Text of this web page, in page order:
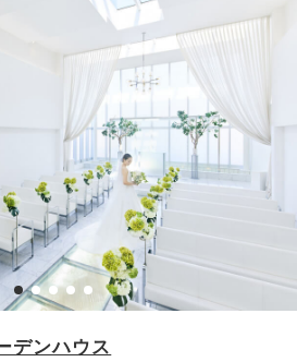
クラシカルでモダンな空間を、プライベ
したおもてなしを。
デンハウス